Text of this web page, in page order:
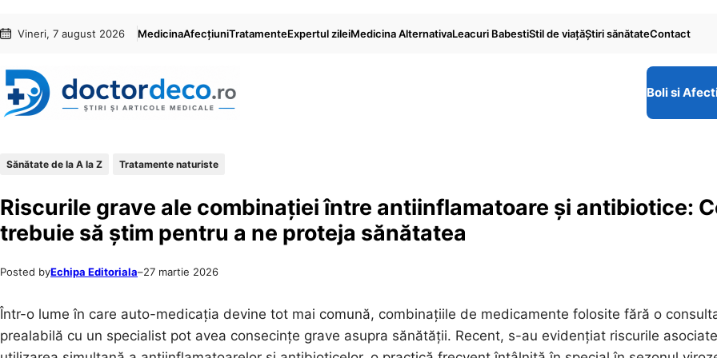
conținut
content
Vineri, 7 august 2026 MedicinaAfecțiuniTratamenteExpertul zileiMedicina AlternativaLeacuri BabestiStil de viaţăŞtiri sănătateContact
Boli si
Sănătate de la A la Z Tratamente naturiste
Riscurile grave ale combinației între antiinflamatoare și antibiotice:
trebuie să știm pentru a ne proteja sănătatea
Posted byEchipa Editoriala–27 martie 2026
Într-o lume în care auto-medicația devine tot mai comună, combinațiile de medicamente folosite fără o
prealabilă cu un specialist pot avea consecințe grave asupra sănătății. Recent, s-au evidențiat riscurile